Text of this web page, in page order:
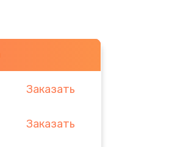
Заказать
Заказать